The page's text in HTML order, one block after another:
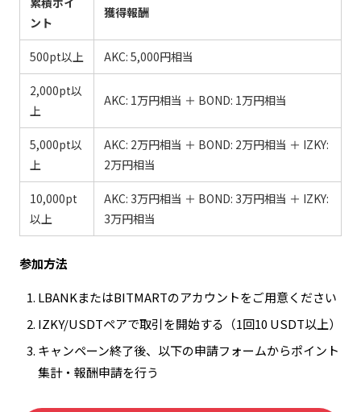
ント
獲得報酬
500pt以上 AKC: 5,000円相当
2,000pt以
上
AKC: 1万円相当 ＋ BOND: 1万円相当
5,000pt以
上
AKC: 2万円相当 ＋ BOND: 2万円相当 ＋ IZKY:
2万円相当
10,000pt
以上
AKC: 3万円相当 ＋ BOND: 3万円相当 ＋ IZKY:
3万円相当
参加方法
LBANKまたはBITMARTのアカウントをご用意ください
IZKY/USDTペアで取引を開始する（1回10 USDT以上）
キャンペーン終了後、以下の申請フォームからポイント
集計・報酬申請を行う